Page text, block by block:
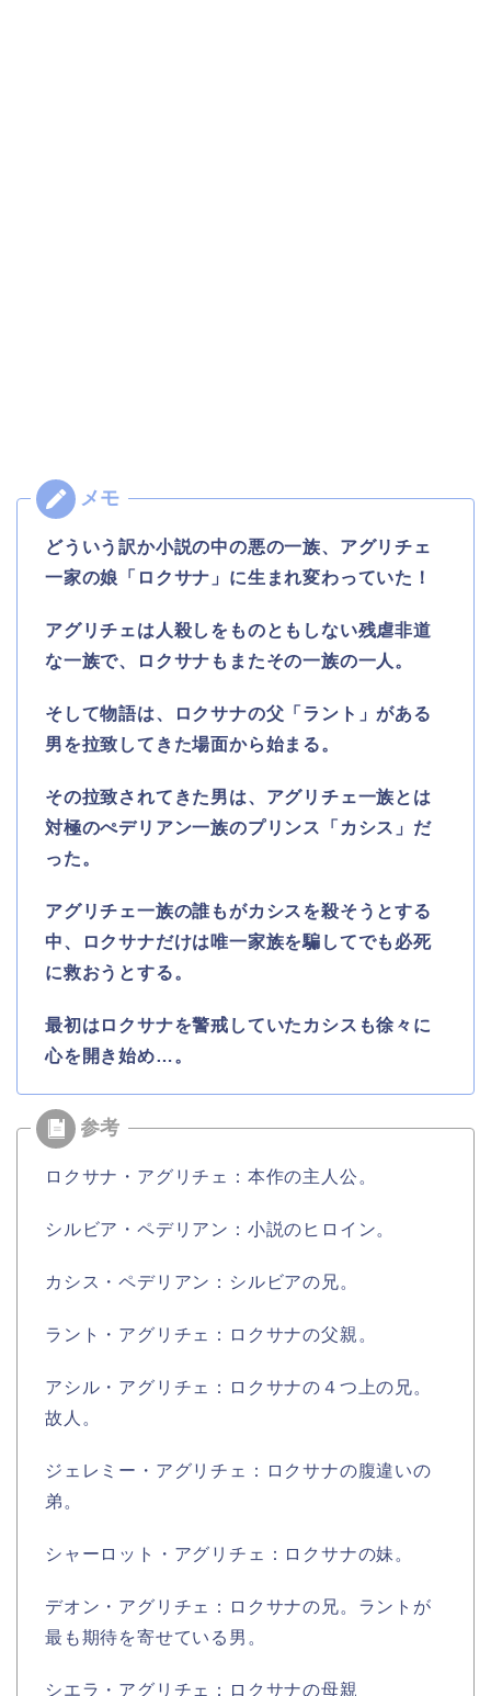
どういう訳か小説の中の悪の一族、アグリチェ
一家の娘「ロクサナ」に生まれ変わっていた！
アグリチェは人殺しをものともしない残虐非道
な一族で、ロクサナもまたその一族の一人。
そして物語は、ロクサナの父「ラント」がある
男を拉致してきた場面から始まる。
その拉致されてきた男は、アグリチェ一族とは
対極のぺデリアン一族のプリンス「カシス」だ
った。
アグリチェ一族の誰もがカシスを殺そうとする
中、ロクサナだけは唯一家族を騙してでも必死
に救おうとする。
最初はロクサナを警戒していたカシスも徐々に
心を開き始め…。
ロクサナ・アグリチェ：本作の主人公。
シルビア・ペデリアン：小説のヒロイン。
カシス・ペデリアン：シルビアの兄。
ラント・アグリチェ：ロクサナの父親。
アシル・アグリチェ：ロクサナの４つ上の兄。
故人。
ジェレミー・アグリチェ：ロクサナの腹違いの
弟。
シャーロット・アグリチェ：ロクサナの妹。
デオン・アグリチェ：ロクサナの兄。ラントが
最も期待を寄せている男。
シエラ・アグリチェ：ロクサナの母親